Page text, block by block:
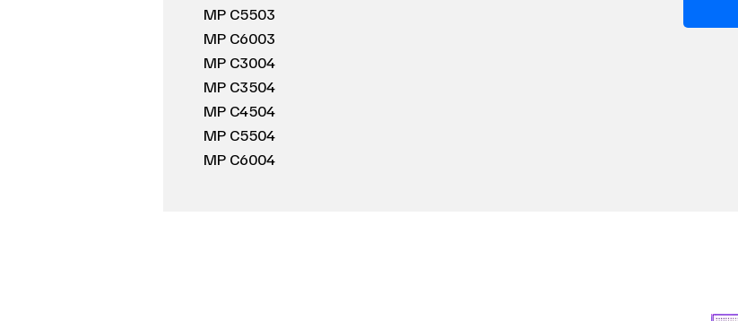
MP C5503
MP C6003
MP C3004
MP C3504
MP C4504
MP C5504
MP C6004